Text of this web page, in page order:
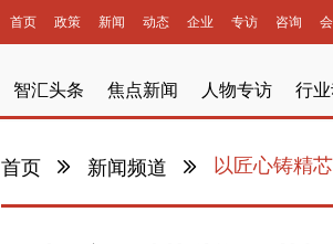
首页 政策 新闻 动态 企业 专访 咨询
智汇头条 焦点新闻 人物专访 行
首页 新闻频道 以匠心铸精